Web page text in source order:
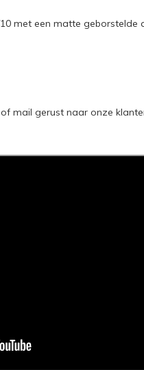
met een matte geborstelde
mail gerust naar onze